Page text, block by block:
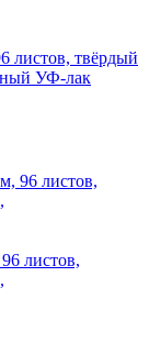
листов, твёрдый
УФ-лак
листов,